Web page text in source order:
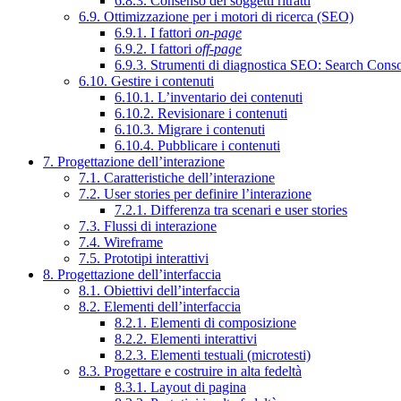
6.9. Ottimizzazione per i motori di ricerca (SEO)
6.9.1. I fattori on-page
6.9.2. I fattori off-page
6.9.3. Strumenti di diagnostica SEO: Search
6.10. Gestire i contenuti
6.10.1. L’inventario dei contenuti
6.10.2. Revisionare i contenuti
6.10.3. Migrare i contenuti
6.10.4. Pubblicare i contenuti
7. Progettazione dell’interazione
7.1. Caratteristiche dell’interazione
7.2. User stories per definire l’interazione
7.2.1. Differenza tra scenari e user stories
7.3. Flussi di interazione
7.4. Wireframe
7.5. Prototipi interattivi
8. Progettazione dell’interfaccia
8.1. Obiettivi dell’interfaccia
8.2. Elementi dell’interfaccia
8.2.1. Elementi di composizione
8.2.2. Elementi interattivi
8.2.3. Elementi testuali (microtesti)
8.3. Progettare e costruire in alta fedeltà
8.3.1. Layout di pagina